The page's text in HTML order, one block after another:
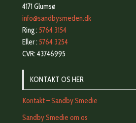
4171 Glumsø
info@sandbysmeden.dk
Ring : 5764 3154
Eller : 5764 3254
CVR: 43746995
KONTAKT OS HER
Kontakt – Sandby Smedie
Sandby Smedie om os